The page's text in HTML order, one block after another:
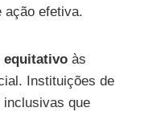
ação efetiva.
equitativo às
Instituições de
que